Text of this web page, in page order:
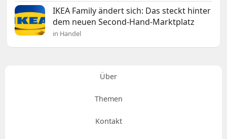
IKEA Family ändert sich: Das steckt hinter
dem neuen Second-Hand-Marktplatz
in Handel
Über
Themen
Kontakt